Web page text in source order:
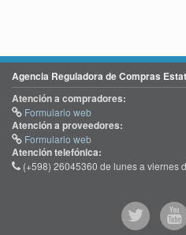
Agencia Reguladora de Compras
Atención a compradores:
Formulario web
Atención a proveedores:
Formulario web
Atención telefónica:
(+598) 26045360 de lunes a viernes